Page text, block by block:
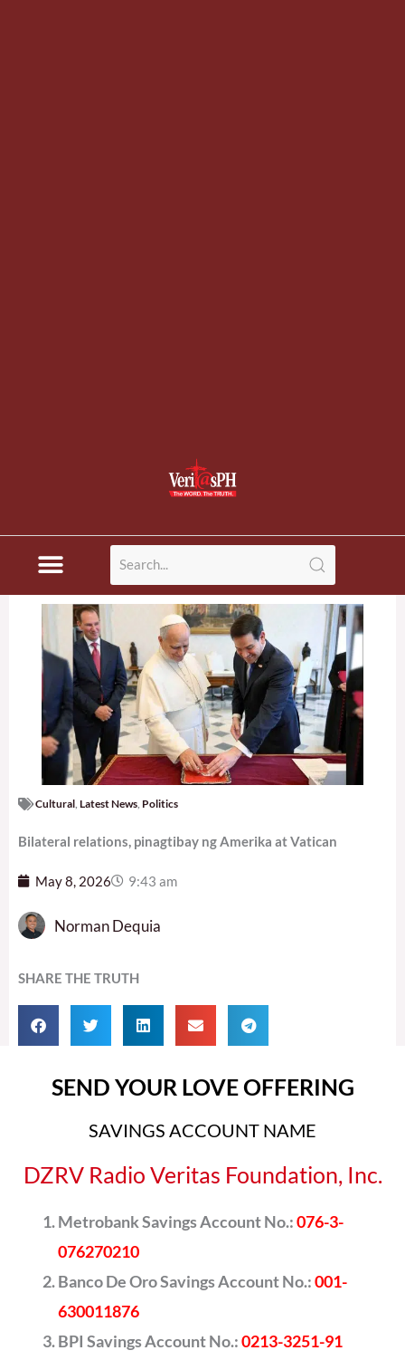
Cultural Latest News Politics
Bilateral relations, pinagtibay ng Amerika at Vatican
May 8, 2026 9:43 am
Norman Dequia
SHARE THE TRUTH
SEND YOUR LOVE OFFERING
SAVINGS ACCOUNT NAME
DZRV Radio Veritas Foundation, Inc.
Metrobank Savings Account No.:076-3-
076270210
Banco De Oro Savings Account No.:001-
630011876
BPI Savings Account No.:0213-3251-91